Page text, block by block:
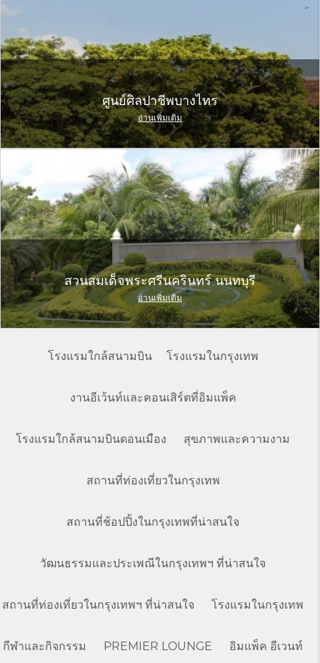
ศูนย์ศิลปาชีพบางไทร
อ่านเพิ่มเติม
สวนสมเด็จพระศรีนครินทร์ นนทบุรี
อ่านเพิ่มเติม
โรงแรมใกล้สนามบิน โรงแรมในกรุงเทพ
งานอีเว้นท์และคอนเสิร์ตที่อิมแพ็ค
โรงแรมใกล้สนามบินดอนเมือง สุขภาพและความงาม
สถานที่ท่องเที่ยวในกรุงเทพ
สถานที่ช้อปปิ้งในกรุงเทพที่น่าสนใจ
วัฒนธรรมและประเพณีในกรุงเทพฯ ที่น่าสนใจ
สถานที่ท่องเที่ยวในกรุงเทพฯ ที่น่าสนใจ โรงแรมในกรุงเทพ
กีฬาและกิจกรรม PREMIER LOUNGE อิมแพ็ค อีเวนท์